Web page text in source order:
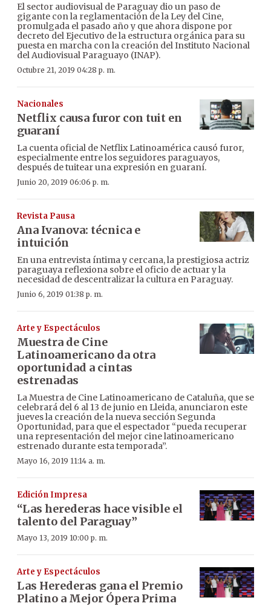
El sector audiovisual de Paraguay dio un paso de
gigante con la reglamentación de la Ley del Cine,
promulgada el pasado año y que ahora dispone por
decreto del Ejecutivo de la estructura orgánica para su
puesta en marcha con la creación del Instituto Nacional
del Audiovisual Paraguayo (INAP).
Octubre 21, 2019 04:28 p. m.
Nacionales
Netflix causa furor con tuit en
guaraní
La cuenta oficial de Netflix Latinoamérica causó furor,
especialmente entre los seguidores paraguayos,
después de tuitear una expresión en guaraní.
Junio 20, 2019 06:06 p. m.
Revista Pausa
Ana Ivanova: técnica e
intuición
En una entrevista íntima y cercana, la prestigiosa actriz
paraguaya reflexiona sobre el oficio de actuar y la
necesidad de descentralizar la cultura en Paraguay.
Junio 6, 2019 01:38 p. m.
Arte y Espectáculos
Muestra de Cine
Latinoamericano da otra
oportunidad a cintas
estrenadas
La Muestra de Cine Latinoamericano de Cataluña, que se
celebrará del 6 al 13 de junio en Lleida, anunciaron este
jueves la creación de la nueva sección Segunda
Oportunidad, para que el espectador “pueda recuperar
una representación del mejor cine latinoamericano
estrenado durante esta temporada”.
Mayo 16, 2019 11:14 a. m.
Edición Impresa
“Las herederas hace visible el
talento del Paraguay”
Mayo 13, 2019 10:00 p. m.
Arte y Espectáculos
Las Herederas gana el Premio
Platino a Mejor Ópera Prima